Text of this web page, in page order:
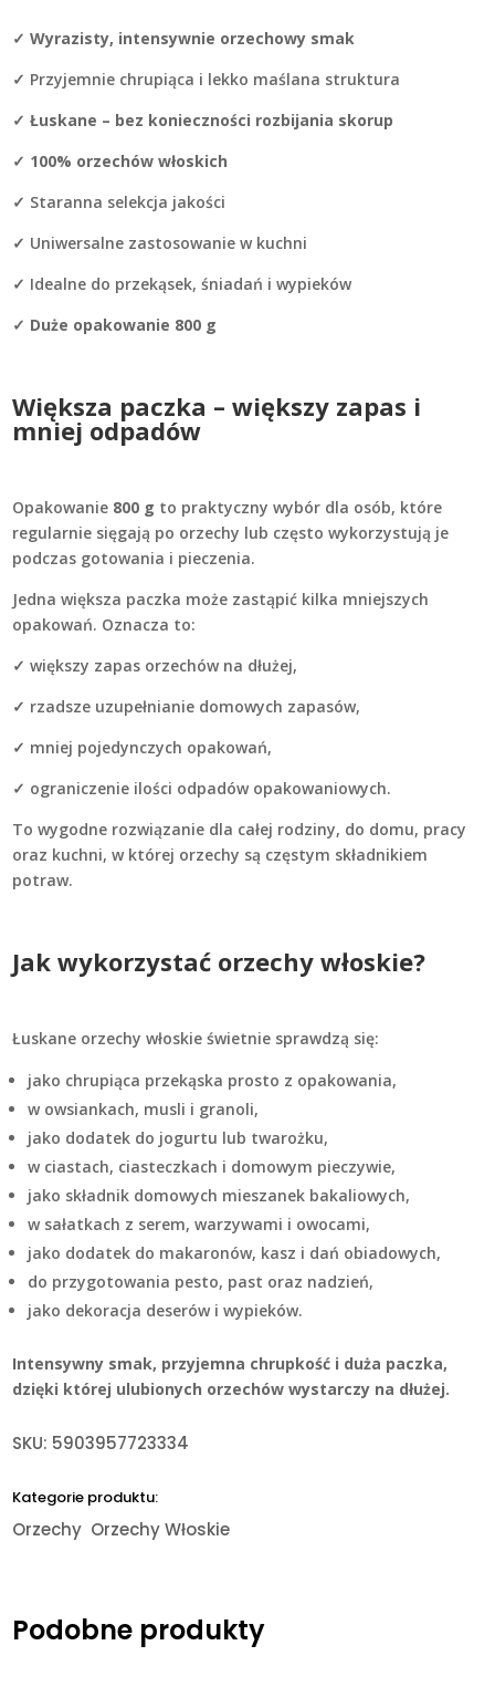
✓ Wyrazisty, intensywnie orzechowy smak
✓ Przyjemnie chrupiąca i lekko maślana struktura
✓ Łuskane – bez konieczności rozbijania skorup
✓ 100% orzechów włoskich
✓ Staranna selekcja jakości
✓ Uniwersalne zastosowanie w kuchni
✓ Idealne do przekąsek, śniadań i wypieków
✓ Duże opakowanie 800 g
Większa paczka – większy zapas i
mniej odpadów
Opakowanie 800 g to praktyczny wybór dla osób, które
regularnie sięgają po orzechy lub często wykorzystują je
podczas gotowania i pieczenia.
Jedna większa paczka może zastąpić kilka mniejszych
opakowań. Oznacza to:
✓ większy zapas orzechów na dłużej,
✓ rzadsze uzupełnianie domowych zapasów,
✓ mniej pojedynczych opakowań,
✓ ograniczenie ilości odpadów opakowaniowych.
To wygodne rozwiązanie dla całej rodziny, do domu, pracy
oraz kuchni, w której orzechy są częstym składnikiem
potraw.
Jak wykorzystać orzechy włoskie?
Łuskane orzechy włoskie świetnie sprawdzą się:
jako chrupiąca przekąska prosto z opakowania,
w owsiankach, musli i granoli,
jako dodatek do jogurtu lub twarożku,
w ciastach, ciasteczkach i domowym pieczywie,
jako składnik domowych mieszanek bakaliowych,
w sałatkach z serem, warzywami i owocami,
jako dodatek do makaronów, kasz i dań obiadowych,
do przygotowania pesto, past oraz nadzień,
jako dekoracja deserów i wypieków.
Intensywny smak, przyjemna chrupkość i duża paczka,
dzięki której ulubionych orzechów wystarczy na dłużej.
SKU: 5903957723334
Kategorie produktu:
Orzechy Orzechy Włoskie
Podobne produkty